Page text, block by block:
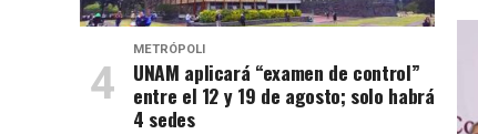
METRÓPOLI
UNAM aplicará “examen de control”
entre el 12 y 19 de agosto; solo habrá
4 sedes